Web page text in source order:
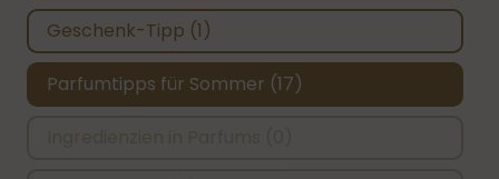
Geschenk-Tipp (1)
Parfumtipps für Sommer (17)